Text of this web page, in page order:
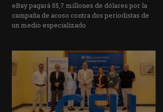
eBay pagará 55,7 millones de dólares por la
campaña de acoso contra dos periodistas de
un medio especializado